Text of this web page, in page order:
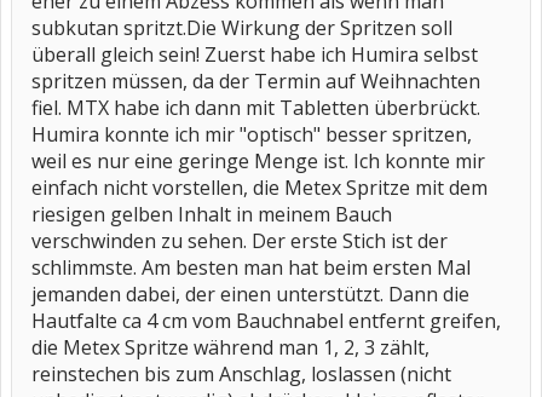
subkutan spritzt.Die Wirkung der Spritzen soll
überall gleich sein! Zuerst habe ich Humira selbst
spritzen müssen, da der Termin auf Weihnachten
fiel. MTX habe ich dann mit Tabletten überbrückt.
Humira konnte ich mir "optisch" besser spritzen,
weil es nur eine geringe Menge ist. Ich konnte mir
einfach nicht vorstellen, die Metex Spritze mit dem
riesigen gelben Inhalt in meinem Bauch
verschwinden zu sehen. Der erste Stich ist der
schlimmste. Am besten man hat beim ersten Mal
jemanden dabei, der einen unterstützt. Dann die
Hautfalte ca 4 cm vom Bauchnabel entfernt greifen,
die Metex Spritze während man 1, 2, 3 zählt,
reinstechen bis zum Anschlag, loslassen (nicht